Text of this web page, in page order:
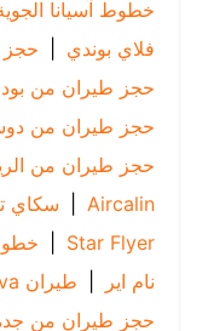
خطوط آسيانا الجوية
|
فلاي بوندي |حجز
حجز طيران من بودروم
حجز طيران من
حجز طيران من الرياض
Aircalin
| سكاي ترانس
Star Flyer
| خطوط
| طيران Viva
|
حجز طيران من جدة إلى